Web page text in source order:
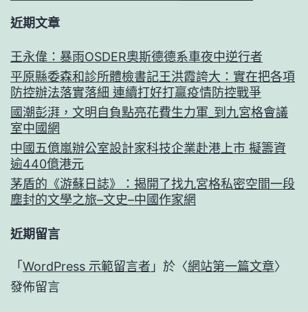
近期文章
王永偉：暴雨OSDER奧斯德德系車夜中逆行者
平原縣委森和診所體檢書記王洪霞誇大：實在把各項
防控辦法落實落細 連續打好打贏疫情防控戰爭
國潮彭湃，文明自負點亮花費生力軍_到九宮格會議
室中國網
中國五億嵐辦公室設計家科技企業赴港上市 擬籌資
逾440億港元
茅盾的《游蘇日誌》：揭開了找九宮格私密空間一段
塵封的文學之旅–文史–中國作家網
近期留言
「 WordPress 示範留言者 」於〈網站第一篇文章〉
發佈留言